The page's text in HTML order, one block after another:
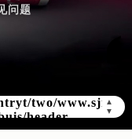
问题
▲
▼
supplied for